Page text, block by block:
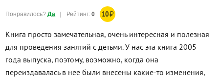
Понравилось?Да | Рейтинг:0 10₽
Книга просто замечательная, очень интересная и полезная
для проведения занятий с детьми. У нас эта книга 2005
года выпуска, поэтому, возможно, когда она
переиздавалась в нее были внесены какие-то изменения,